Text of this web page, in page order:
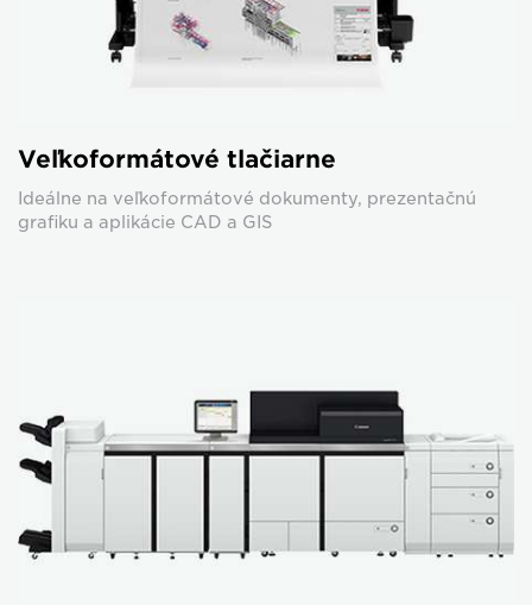
Veľkoformátové tlačiarne
Ideálne na veľkoformátové dokumenty, prezentačnú
grafiku a aplikácie CAD a GIS